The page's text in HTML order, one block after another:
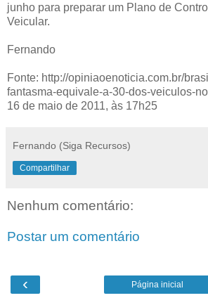
junho para preparar um Plano de
Veicular.
Fernando
Fonte: http://opiniaoenoticia.com.br/
fantasma-equivale-a-30-dos-veiculos-
16 de maio de 2011, às 17h25
Fernando (Siga Recursos)
Compartilhar
Nenhum comentário:
Postar um comentário
‹ Página inicial